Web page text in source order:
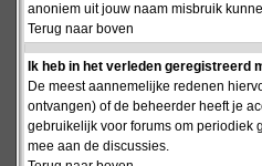
anoniem uit jouw naam misbruik
Terug naar boven
Ik heb in het verleden geregistreerd
De meest aannemelijke redenen
ontvangen) of de beheerder heeft je
gebruikelijk voor forums om periodiek
mee aan de discussies.